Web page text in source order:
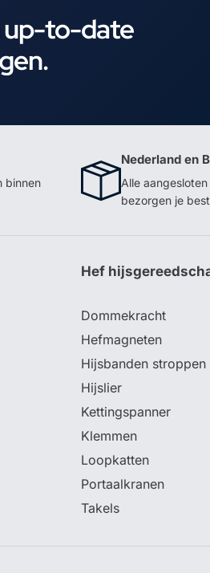
up-to-date
binnen
Nederland en
Alle
bezorgen je
Hef
Dommekracht
Hefmagneten
Hijsbanden stroppen
Hijslier
Kettingspanner
Klemmen
Loopkatten
Portaalkranen
Takels